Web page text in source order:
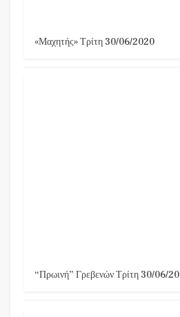
«Μαχητής» Τρίτη 30/06/2020
“Πρωινή” Γρεβενών Τρίτη 30/06/20